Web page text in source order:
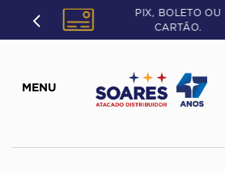
PIX, BOLETO OU
CARTÃO.